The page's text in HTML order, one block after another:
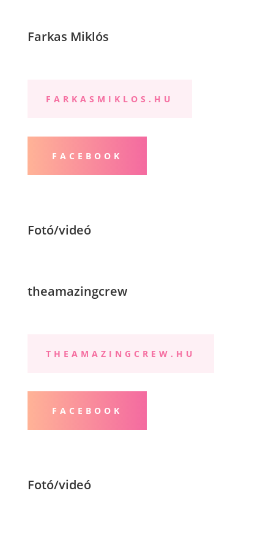
Farkas Miklós
FARKASMIKLOS.HU
FACEBOOK
Fotó/videó
theamazingcrew
THEAMAZINGCREW.HU
FACEBOOK
Fotó/videó